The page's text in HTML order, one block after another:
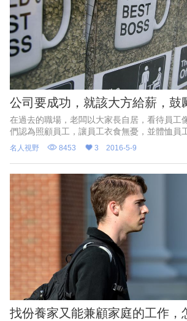
公司要成功，就該大方給薪，鼓
在過去的職場，老闆以大家長自居，看待員工
們認為照顧員工，讓員工衣食無憂，並體恤員
成員，都是自己要扛在肩上的責任。
名人視野 8453 3 2016-5-9
找份養家又能兼顧家庭的工作，